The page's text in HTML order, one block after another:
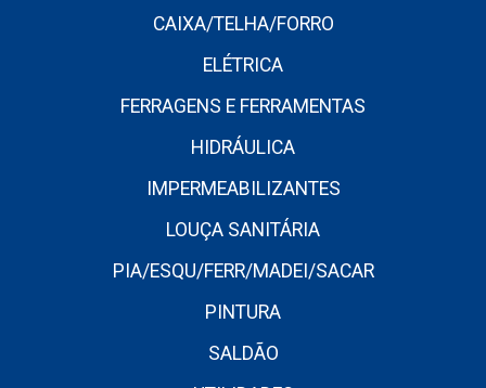
CAIXA/TELHA/FORRO
ELÉTRICA
FERRAGENS E FERRAMENTAS
HIDRÁULICA
IMPERMEABILIZANTES
LOUÇA SANITÁRIA
PIA/ESQU/FERR/MADEI/SACAR
PINTURA
SALDÃO